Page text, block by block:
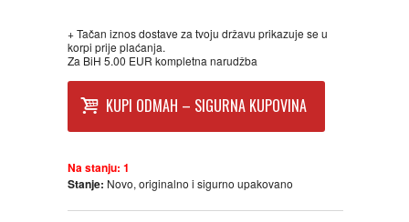
ESEJISTIKA
FANTASTIKA
HOROR
INTERNET I RAČUNARI
+ Tačan iznos dostave za tvoju državu prikazuje se u
korpi prije plaćanja.
Za BiH 5.00 EUR kompletna narudžba
KUPI ODMAH – SIGURNA KUPOVINA
Na stanju: 1
Stanje: Novo, originalno i sigurno upakovano